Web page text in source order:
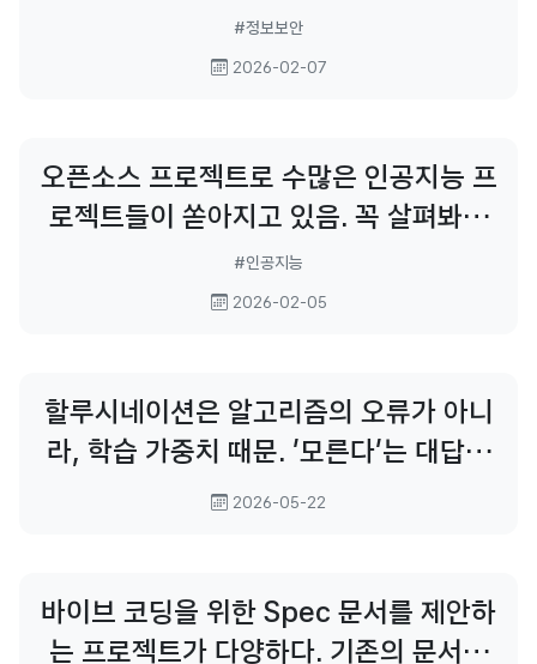
Phreaking 이라기보다는... 데이터 교란
(?), Data Jamming(?) 이라고 해야?
#정보보안
2026-02-07
오픈소스 프로젝트로 수많은 인공지능 프
로젝트들이 쏟아지고 있음. 꼭 살펴봐야
할 프로젝트들만 알차게 모아놓은 기사.
Agent Skills Awesome LLM Apps
#인공지능
2026-02-05
할루시네이션은 알고리즘의 오류가 아니
라, 학습 가중치 때문. '모른다'는 대답보
다 '아무렇게나 말을 지어내'는 대답에 포
킬 수 있기는 함.
2026-05-22
바이브 코딩을 위한 Spec 문서를 제안하
는 프로젝트가 다양하다. 기존의 문서는